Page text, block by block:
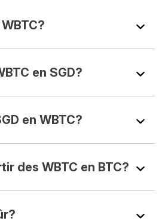
en SGD?
en WBTC?
des WBTC en BTC?